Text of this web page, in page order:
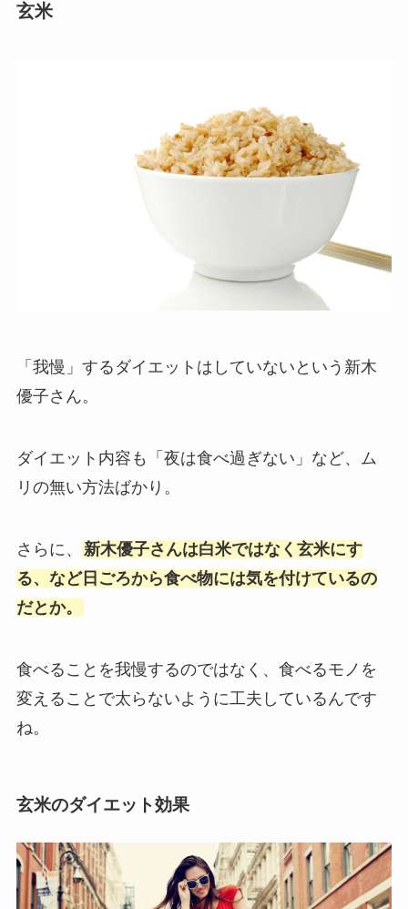
玄米
「我慢」するダイエットはしていないという新木
優子さん。
ダイエット内容も「夜は食べ過ぎない」など、ム
リの無い方法ばかり。
さらに、
新木優子さんは白米ではなく玄米にす
る、など日ごろから食べ物には気を付けているの
だとか。
食べることを我慢するのではなく、食べるモノを
変えることで太らないように工夫しているんです
ね。
玄米のダイエット効果